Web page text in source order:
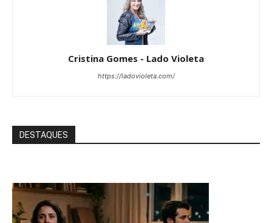
Cristina Gomes - Lado Violeta
https://ladovioleta.com/
DESTAQUES